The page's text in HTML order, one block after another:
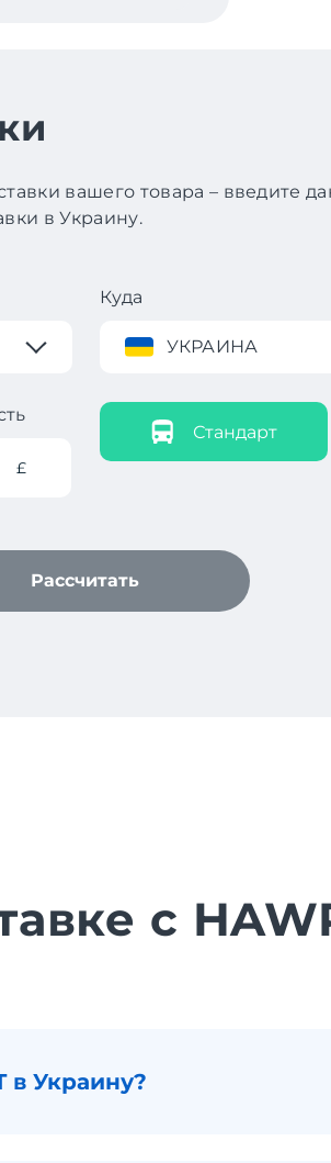
вашего товара – введите
в Украину.
Куда
УКРАИНА
£
Стандарт
Рассчитать
с
в Украину?